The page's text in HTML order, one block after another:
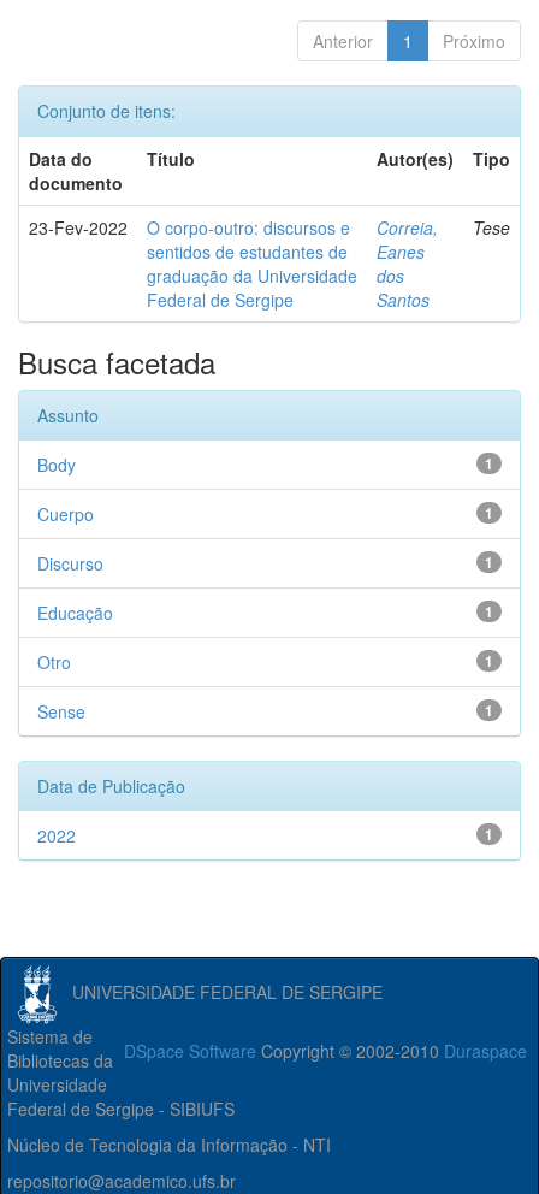
Anterior 1 Próximo
Conjunto de itens:
Data do
documento
Título Autor(es) Tipo
23-Fev-2022
O corpo-outro: discursos e
sentidos de estudantes de
graduação da Universidade
Federal de Sergipe
Correia,
Eanes
dos
Santos
Tese
Busca facetada
Assunto
1
Body
1
Cuerpo
1
Discurso
1
Educação
1
Otro
1
Sense
Data de Publicação
1
2022
UNIVERSIDADE FEDERAL DE SERGIPE
DSpace Software Copyright © 2002-2010 Duraspace
Sistema de
Bibliotecas da
Universidade
Federal de Sergipe - SIBIUFS
Núcleo de Tecnologia da Informação - NTI
repositorio@academico.ufs.br